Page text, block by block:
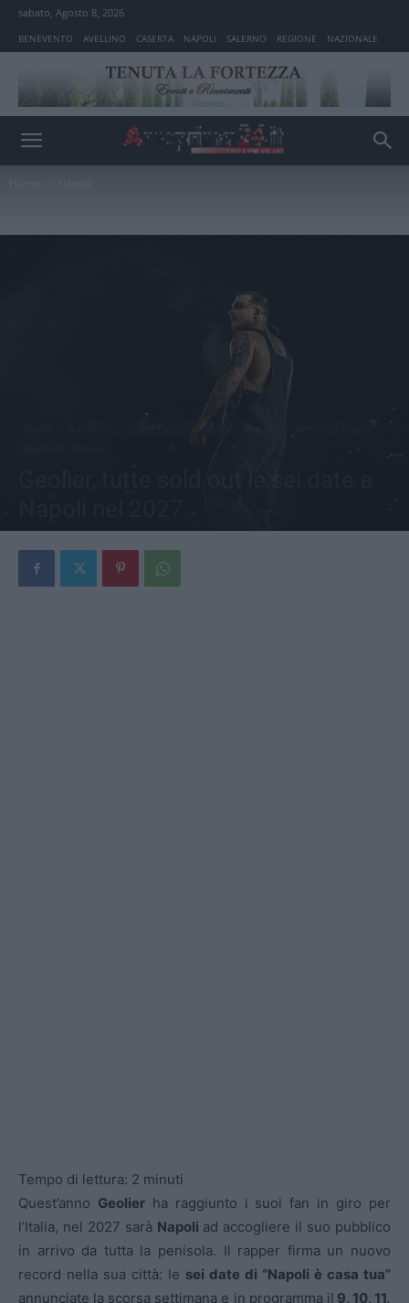
sabato, Agosto 8, 2026
BENEVENTO AVELLINO CASERTA NAPOLI SALERNO REGIONE NAZIONALE
Tempo di lettura: 2 minuti
Quest’anno Geolierha raggiunto i suoi fan in giro per
l’Italia, nel 2027 sarà Napoli ad accogliere il suo pubblico
in arrivo da tutta la penisola. Il rapper firma un nuovo
record nella sua città: le sei date di “Napoli è casa tua”
annunciate la scorsa settimana e in programma il 9, 10, 11,